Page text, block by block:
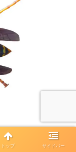
トップ サイドバー